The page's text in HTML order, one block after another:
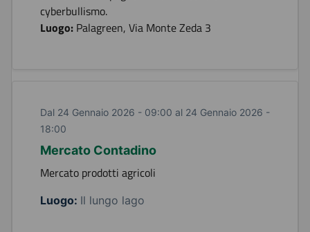
cyberbullismo.
Luogo: Palagreen, Via Monte Zeda 3
Dal 24 Gennaio 2026 - 09:00 al 24 Gennaio 2026 -
18:00
Mercato Contadino
Mercato prodotti agricoli
Luogo: Il lungo lago